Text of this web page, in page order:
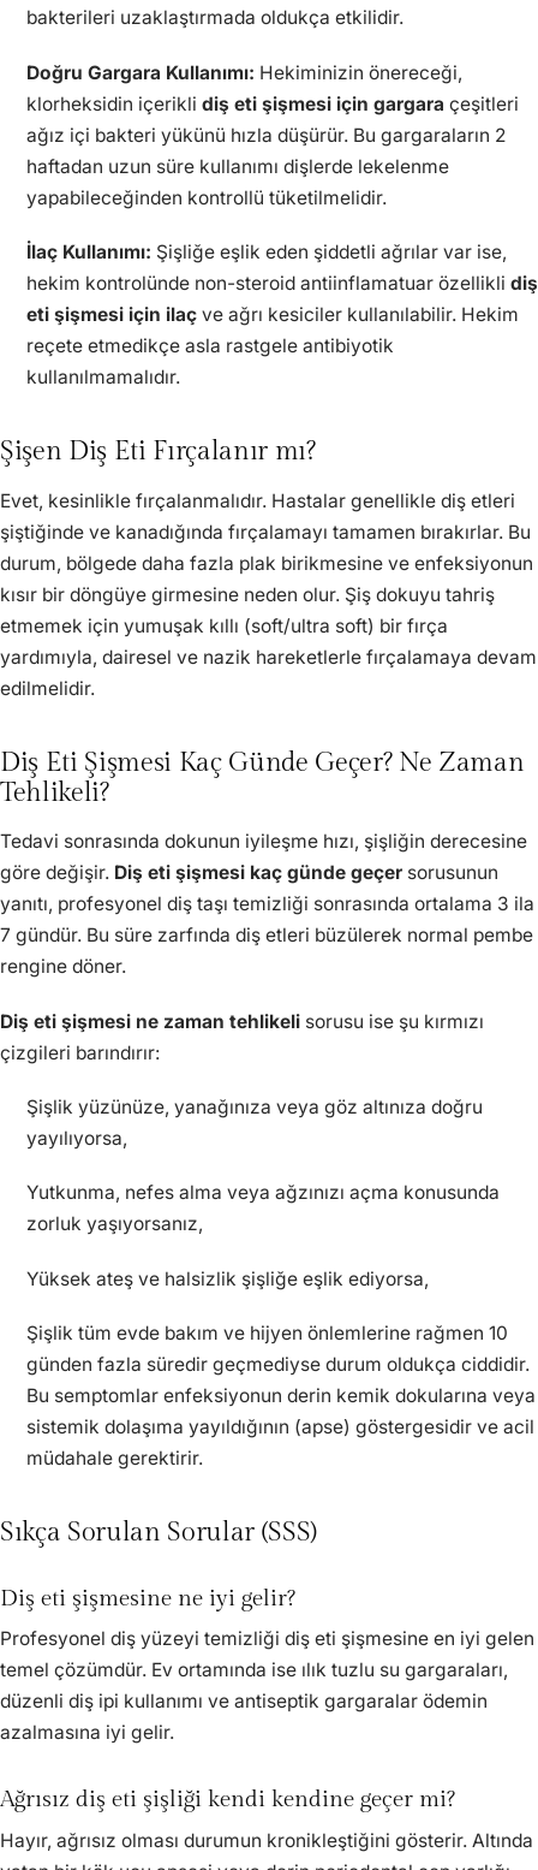
bakterileri uzaklaştırmada oldukça etkilidir.
Doğru Gargara Kullanımı: Hekiminizin önereceği,
klorheksidin içerikli diş eti şişmesi için gargara çeşitleri
ağız içi bakteri yükünü hızla düşürür. Bu gargaraların 2
haftadan uzun süre kullanımı dişlerde lekelenme
yapabileceğinden kontrollü tüketilmelidir.
İlaç Kullanımı: Şişliğe eşlik eden şiddetli ağrılar var ise,
hekim kontrolünde non-steroid antiinflamatuar özellikli diş
eti şişmesi için ilaçve ağrı kesiciler kullanılabilir. Hekim
reçete etmedikçe asla rastgele antibiyotik
kullanılmamalıdır.
Şişen Diş Eti Fırçalanır mı?
Evet, kesinlikle fırçalanmalıdır. Hastalar genellikle diş etleri
şiştiğinde ve kanadığında fırçalamayı tamamen bırakırlar. Bu
durum, bölgede daha fazla plak birikmesine ve enfeksiyonun
kısır bir döngüye girmesine neden olur. Şiş dokuyu tahriş
etmemek için yumuşak kıllı (soft/ultra soft) bir fırça
yardımıyla, dairesel ve nazik hareketlerle fırçalamaya devam
edilmelidir.
Diş Eti Şişmesi Kaç Günde Geçer? Ne Zaman
Tehlikeli?
Tedavi sonrasında dokunun iyileşme hızı, şişliğin derecesine
göre değişir. Diş eti şişmesi kaç günde geçer sorusunun
yanıtı, profesyonel diş taşı temizliği sonrasında ortalama 3 ila
7 gündür. Bu süre zarfında diş etleri büzülerek normal pembe
rengine döner.
Diş eti şişmesi ne zaman tehlikeli sorusu ise şu kırmızı
çizgileri barındırır:
Şişlik yüzünüze, yanağınıza veya göz altınıza doğru
yayılıyorsa,
Yutkunma, nefes alma veya ağzınızı açma konusunda
zorluk yaşıyorsanız,
Yüksek ateş ve halsizlik şişliğe eşlik ediyorsa,
Şişlik tüm evde bakım ve hijyen önlemlerine rağmen 10
günden fazla süredir geçmediyse durum oldukça ciddidir.
Bu semptomlar enfeksiyonun derin kemik dokularına veya
sistemik dolaşıma yayıldığının (apse) göstergesidir ve acil
müdahale gerektirir.
Sıkça Sorulan Sorular (SSS)
Diş eti şişmesine ne iyi gelir?
Profesyonel diş yüzeyi temizliği diş eti şişmesine en iyi gelen
temel çözümdür. Ev ortamında ise ılık tuzlu su gargaraları,
düzenli diş ipi kullanımı ve antiseptik gargaralar ödemin
azalmasına iyi gelir.
Ağrısız diş eti şişliği kendi kendine geçer mi?
Hayır, ağrısız olması durumun kronikleştiğini gösterir. Altında